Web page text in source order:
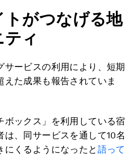
トがつなげる地
ィ
サービスの利用により、短期
えた成果も報告されていま
ボックス」を利用している宿
は、同サービスを通して10名
にくるようになったと 語って